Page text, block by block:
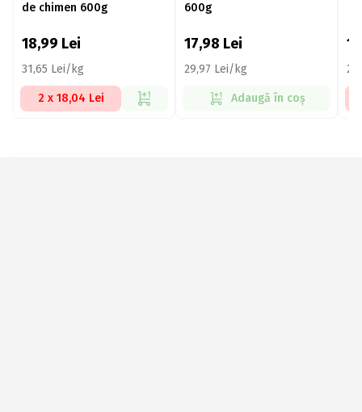
de chimen 600g
18,99 Lei
31,65 Lei/kg
2 x 18,04 Lei
600g
17,98 Lei
29,97 Lei/kg
Adaugă în coș